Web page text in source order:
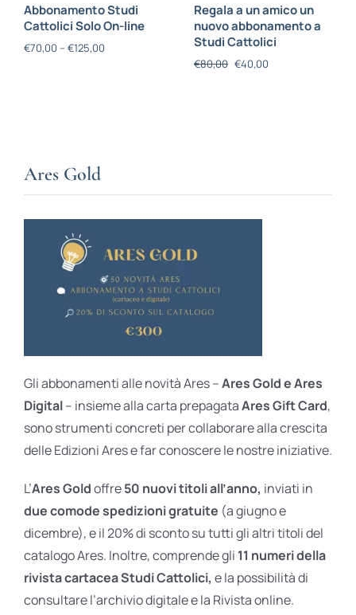
Abbonamento Studi
Cattolici Solo On-line
€70,00 – €125,00
Regala a un amico un
nuovo abbonamento a
Studi Cattolici
€80,00 €40,00
Ares Gold
Gli abbonamenti alle novità Ares –Ares Gold e Ares
Digital– insieme alla carta prepagataAres Gift Card,
sono strumenti concreti per collaborare alla crescita
delle Edizioni Ares e far conoscere le nostre iniziative.
L’Ares Goldoffre50 nuovi titoli all’anno, inviati in
due comode spedizioni gratuite (a giugno e
dicembre), e il 20% di sconto su tutti gli altri titoli del
catalogo Ares. Inoltre, comprende gli 11 numeri della
rivista cartacea Studi Cattolici, e la possibilità di
consultare l’archivio digitale e la Rivista online.